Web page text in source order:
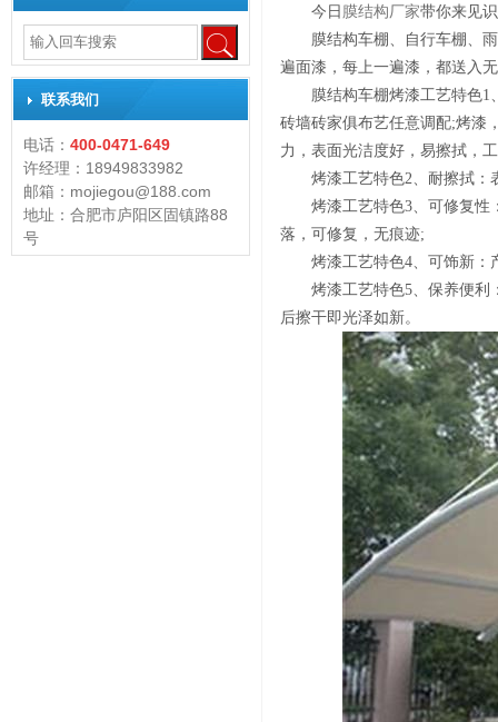
联系我们
电话： 400-0471-649
许经理：18949833982
邮箱：mojiegou@188.com
地址：合肥市庐阳区固镇路88
号
今日 膜结构厂家带你来见
膜结构车棚、自行车棚、
遍面漆，每上一遍漆，都送入
膜结构车棚烤漆工艺特色
砖墙砖家俱布艺任意调配;烤漆
力，表面光洁度好，易擦拭，
烤漆工艺特色2、耐擦拭：
烤漆工艺特色3、可修复性
落，可修复，无痕迹;
烤漆工艺特色4、可饰新：
烤漆工艺特色5、保养便利
后擦干即光泽如新。